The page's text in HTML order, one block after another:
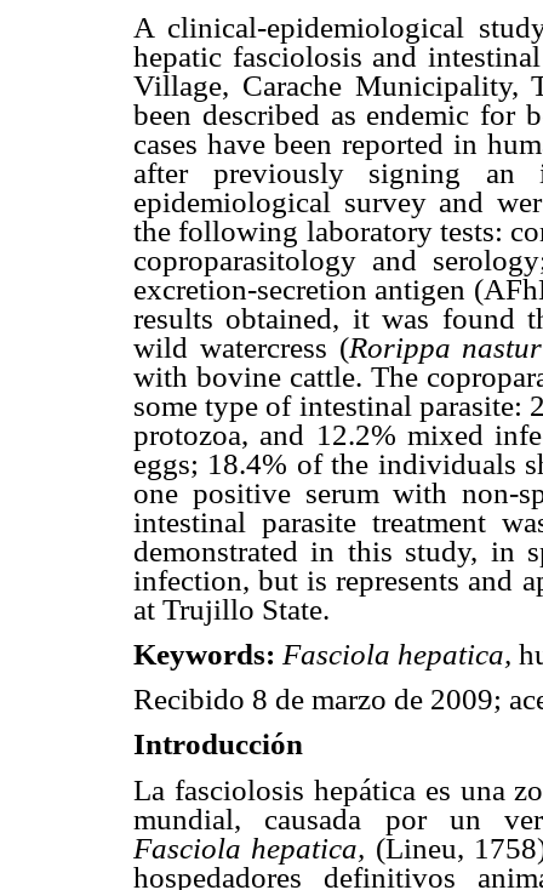
A clinical-epidemiological
hepatic fasciolosis and
Village, Carache Municipality,
been described as endemic for
cases have been reported in
after previously signing an
epidemiological survey and
the following laboratory tests:
coproparasitology and
excretion-secretion antigen
results obtained, it was found
wild watercress (Rorippa
with bovine cattle. The
some type of intestinal parasite:
protozoa, and 12.2% mixed
eggs; 18.4% of the individuals
one positive serum with non-
intestinal parasite treatment
demonstrated in this study, in
infection, but is represents and
at Trujillo State.
Keywords: Fasciola hepatica,
Recibido 8 de marzo de 2009;
Introducción
La fasciolosis hepática es una
mundial, causada por un
Fasciola hepatica, (Lineu,
hospedadores definitivos